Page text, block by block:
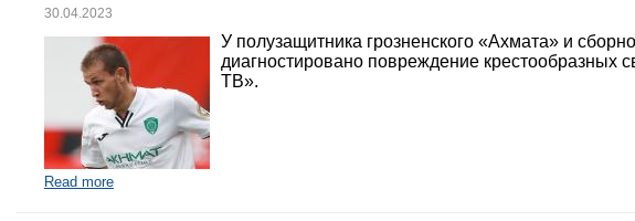
30.04.2023
У полузащитника грозненского «Ахмата» и
диагностировано повреждение крестообразных
ТВ».
Read more